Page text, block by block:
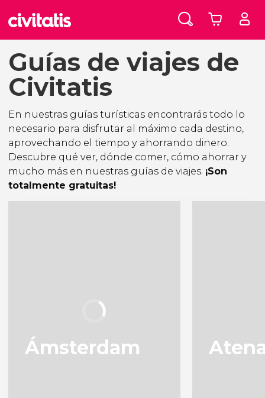
Guías de viajes de
Civitatis
En nuestras guías turísticas encontrarás todo lo
necesario para disfrutar al máximo cada destino,
aprovechando el tiempo y ahorrando dinero.
Descubre qué ver, dónde comer, cómo ahorrar y
mucho más en nuestras guías de viajes. ¡Son
totalmente gratuitas!
Ámsterdam